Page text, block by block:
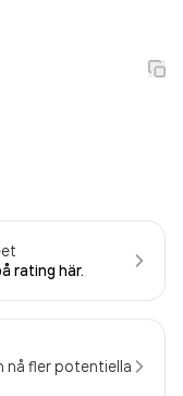
rating här.
nå fler potentiella